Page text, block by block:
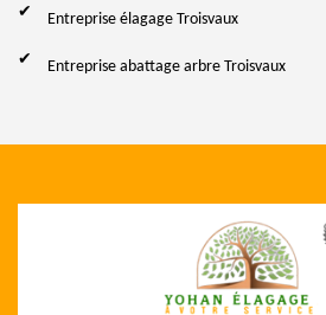
Entreprise élagage Troisvaux
Entreprise abattage arbre Troisvaux